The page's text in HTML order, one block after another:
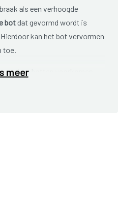
als een verhoogde
botdat gevormd wordt is
kan het bot vervormen
toe.
botten voorkomen.
meer